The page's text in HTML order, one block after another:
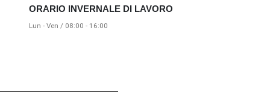
ORARIO INVERNALE DI LAVORO
Lun - Ven / 08:00 - 16:00